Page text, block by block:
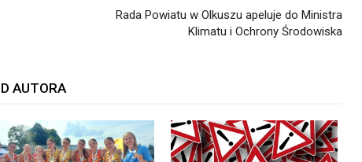
Rada Powiatu w Olkuszu apeluje do Ministra
Klimatu i Ochrony Środowiska
AUTORA